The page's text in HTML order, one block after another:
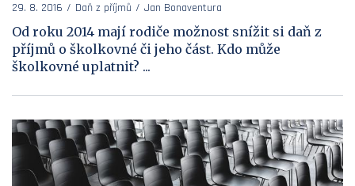
29. 8. 2016 Daň z příjmů Jan Bonaventura
Od roku 2014 mají rodiče možnost snížit si daň z
příjmů o školkovné či jeho část. Kdo může
školkovné uplatnit? ...